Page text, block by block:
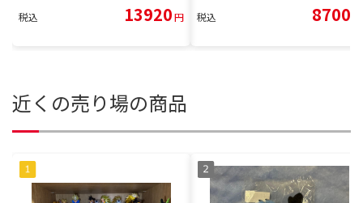
税込 13920円 税込 8700
近くの売り場の商品